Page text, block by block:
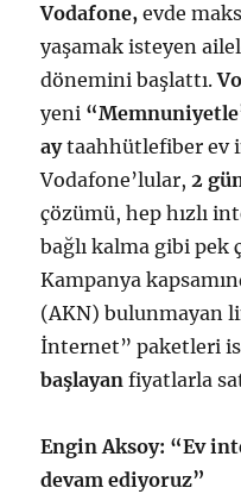
Vodafone, evde
yaşamak isteyen
dönemini başlattı.
yeni
aytaahhütlefiber ev
Vodafone’lular,2
çözümü, hep hızlı
bağlı kalma gibi pek
Kampanya
(AKN) bulunmayan
İnternet” paketleri
başlayan fiyatlarla
Engin Aksoy: “Ev
devam ediyoruz”